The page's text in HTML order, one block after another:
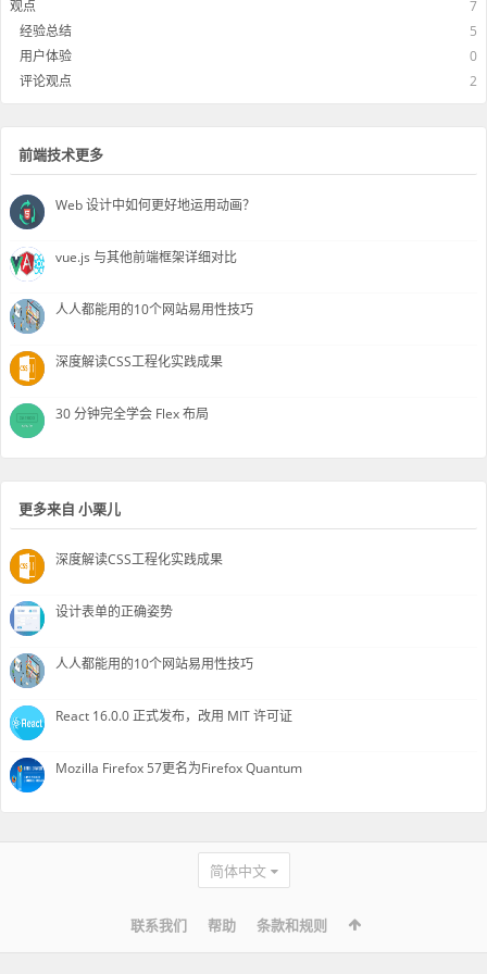
观点
7
经验总结
5
用户体验
0
评论观点
2
前端技术更多
Web 设计中如何更好地运用动画？
vue.js 与其他前端框架详细对比
人人都能用的10个网站易用性技巧
深度解读CSS工程化实践成果
30 分钟完全学会 Flex 布局
更多来自 小栗儿
深度解读CSS工程化实践成果
设计表单的正确姿势
人人都能用的10个网站易用性技巧
React 16.0.0 正式发布，改用 MIT 许可证
Mozilla Firefox 57更名为Firefox Quantum
简体中文
联系我们 帮助 条款和规则